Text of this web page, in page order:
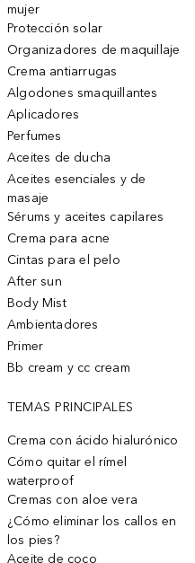
mujer
Protección solar
Organizadores de maquillaje
Crema antiarrugas
Algodones smaquillantes
Aplicadores
Perfumes
Aceites de ducha
Aceites esenciales y de
masaje
Sérums y aceites capilares
Crema para acne
Cintas para el pelo
After sun
Body Mist
Ambientadores
Primer
Bb cream y cc cream
TEMAS PRINCIPALES
Crema con ácido hialurónico
Cómo quitar el rímel
waterproof
Cremas con aloe vera
¿Cómo eliminar los callos en
los pies?
Aceite de coco